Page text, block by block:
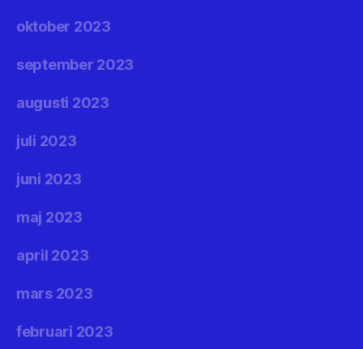
oktober 2023
september 2023
augusti 2023
juli 2023
juni 2023
maj 2023
april 2023
mars 2023
februari 2023